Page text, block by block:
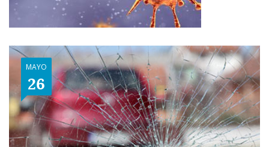
MAYO
26